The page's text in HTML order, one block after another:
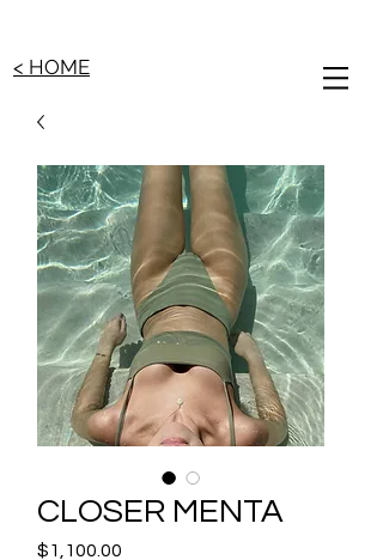
< HOME
CLOSER MENTA
$1,100.00